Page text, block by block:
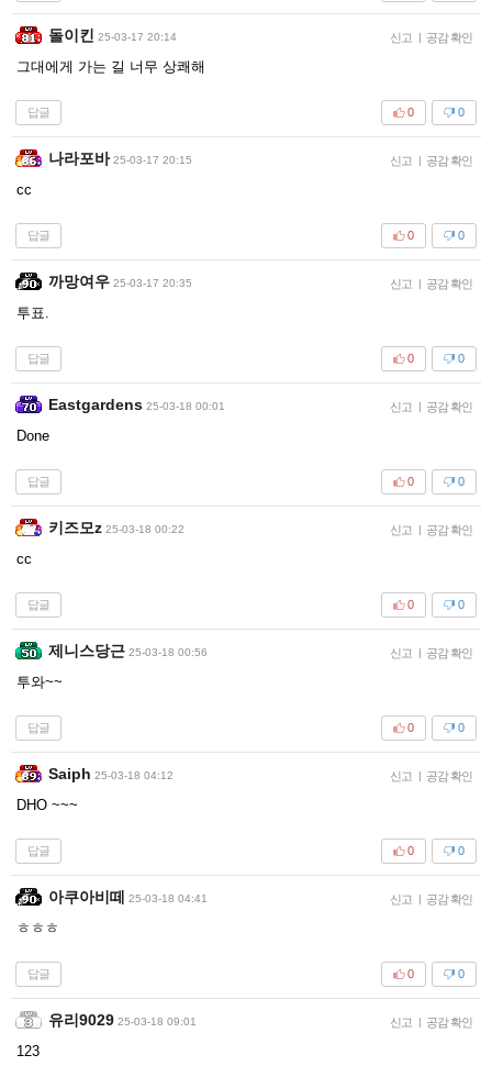
돌이킨 25-03-17 20:14 신고 | 공감 확인
그대에게 가는 길 너무 상쾌해
답글 0
0
나라포바 25-03-17 20:15 신고 | 공감 확인
cc
답글 0
0
까망여우 25-03-17 20:35 신고 | 공감 확인
투표.
답글 0
0
Eastgardens 25-03-18 00:01 신고 | 공감 확인
Done
답글 0
0
키즈모z 25-03-18 00:22 신고 | 공감 확인
cc
답글 0
0
제니스당근 25-03-18 00:56 신고 | 공감 확인
투와~~
답글 0
0
Saiph 25-03-18 04:12 신고 | 공감 확인
DHO ~~~
답글 0
0
아쿠아비떼 25-03-18 04:41 신고 | 공감 확인
ㅎㅎㅎ
답글 0
0
유리9029 25-03-18 09:01 신고 | 공감 확인
123